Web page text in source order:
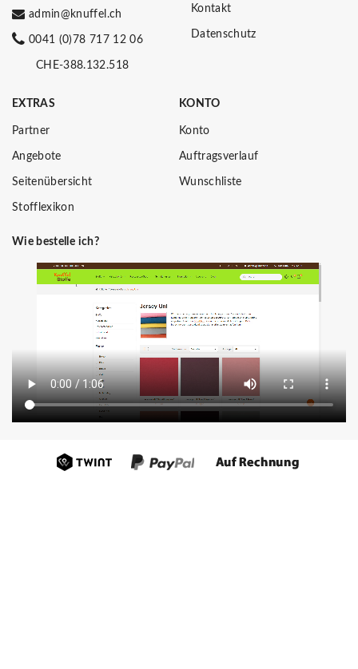
admin@knuffel.ch
0041 (0)78 717 12 06
CHE-388.132.518
Kontakt
Datenschutz
EXTRAS
Partner
Angebote
Seitenübersicht
Stofflexikon
KONTO
Konto
Auftragsverlauf
Wunschliste
Wie bestelle ich?